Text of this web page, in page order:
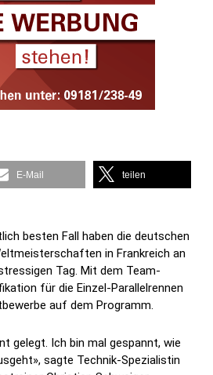
E-Mail teilen
besten Fall haben die deutschen
in Frankreich an
Tag. Mit dem Team-
für die Einzel-Parallelrennen
auf dem Programm.
gelegt. Ich bin mal gespannt, wie
sagte Technik-Spezialistin